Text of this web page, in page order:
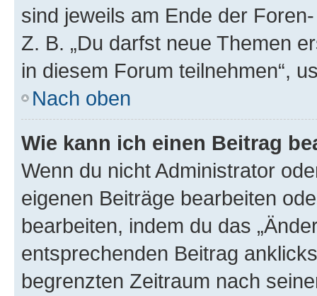
sind jeweils am Ende der
Z. B. „Du darfst neue Themen
in diesem Forum teilnehmen“,
Nach oben
Wie kann ich einen Beitrag
Wenn du nicht Administrator
eigenen Beiträge bearbeiten
bearbeiten, indem du das
entsprechenden Beitrag
begrenzten Zeitraum nach